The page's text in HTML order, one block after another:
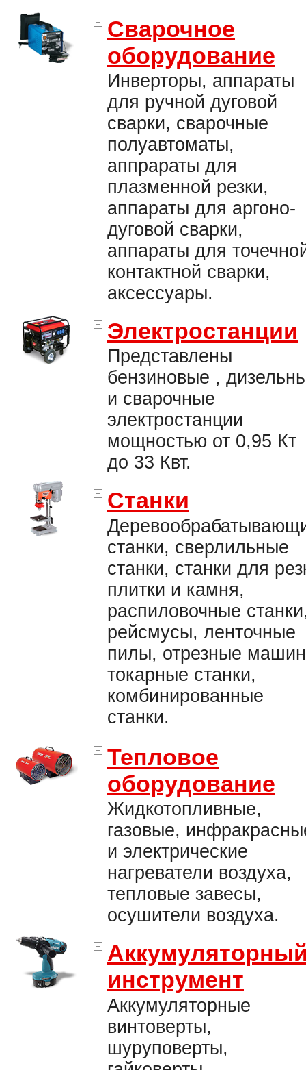
Сварочное
оборудование
Инверторы, аппараты
для ручной дуговой
сварки, сварочные
полуавтоматы,
аппрараты для
плазменной резки,
аппараты для аргоно-
дуговой сварки,
аппараты для
контактной сварки,
аксессуары.
Электростанции
Представлены
бензиновые ,
и сварочные
электростанции
мощностью от 0,95 Кт
до 33 Квт.
Станки
станки, сверлильные
станки, станки для
плитки и камня,
распиловочные
рейсмусы, ленточные
пилы, отрезные
токарные станки,
комбинированные
станки.
Тепловое
оборудование
Жидкотопливные,
газовые,
и электрические
нагреватели воздуха,
тепловые завесы,
осушители воздуха.
инструмент
Аккумуляторные
винтоверты,
шуруповерты,